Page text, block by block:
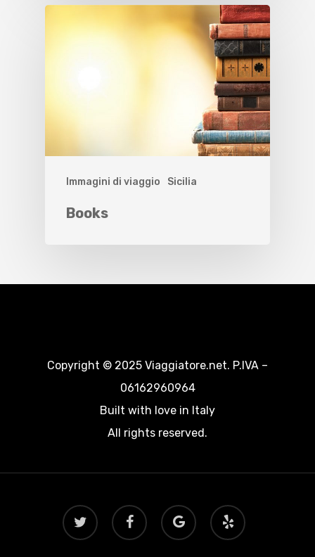
Immagini di viaggio Sicilia
Books
Copyright © 2025 Viaggiatore.net. P.IVA –
06162960964
Built with love in Italy
All rights reserved.
twitter facebook
google-
plus
yelp